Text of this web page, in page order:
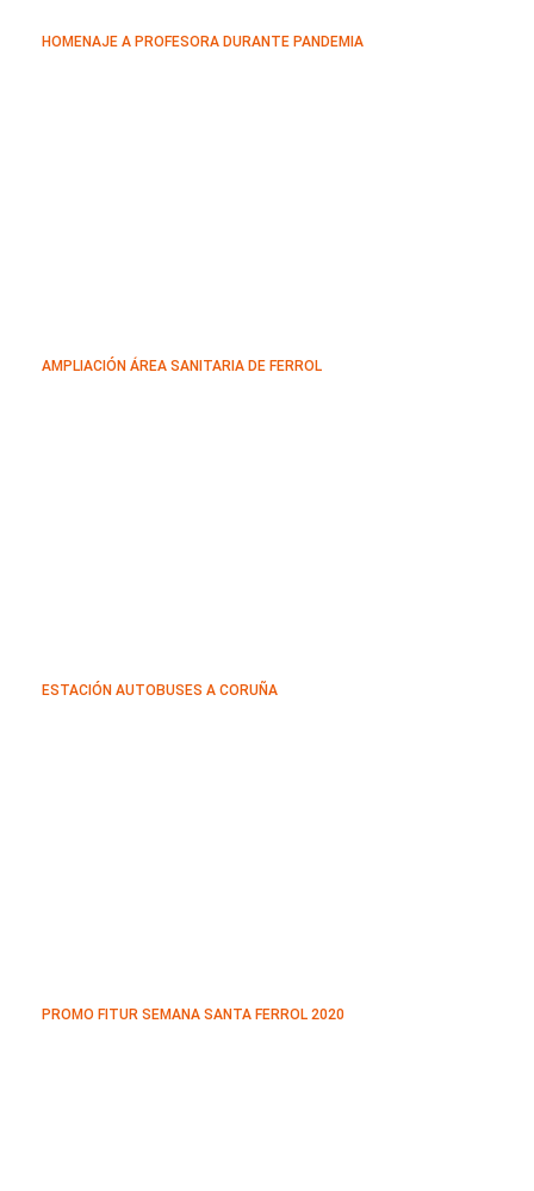
HOMENAJE A PROFESORA DURANTE PANDEMIA
AMPLIACIÓN ÁREA SANITARIA DE FERROL
ESTACIÓN AUTOBUSES A CORUÑA
PROMO FITUR SEMANA SANTA FERROL 2020